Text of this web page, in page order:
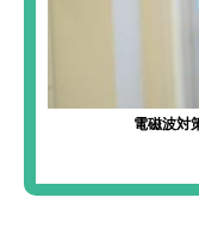
電磁波対